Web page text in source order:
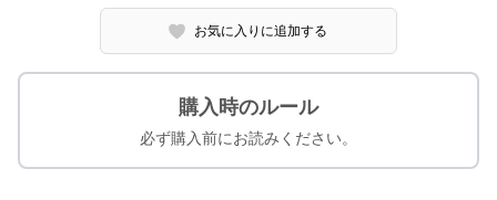
お気に入りに追加する
購入時のルール
必ず購入前にお読みください。